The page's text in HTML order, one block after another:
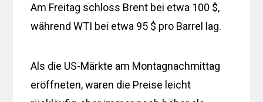
Am Freitag schloss Brent bei etwa 100 $,
während WTI bei etwa 95 $ pro Barrel lag.
Als die US-Märkte am Montagnachmittag
eröffneten, waren die Preise leicht